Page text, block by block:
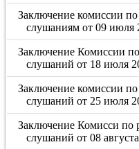
Заключение комиссии
слушаниям от 09 июля
Заключение Комиссии
слушаний от 18 июля
Заключение комиссии
слушаний от 25 июля
Заключение Комисси по
слушаний от 08